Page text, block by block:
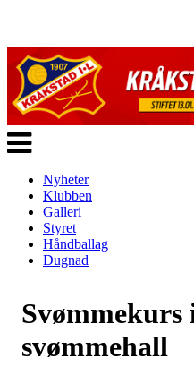
Veksle
navigasjon
Nyheter
Klubben
Galleri
Styret
Håndballag
Dugnad
svømmehall